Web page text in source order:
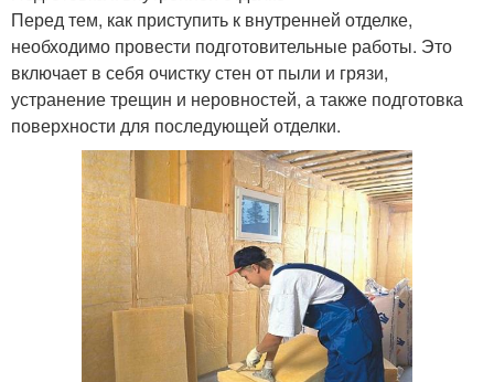
Перед тем, как приступить к внутренней отделке,
необходимо провести подготовительные работы. Это
включает в себя очистку стен от пыли и грязи,
устранение трещин и неровностей, а также подготовка
поверхности для последующей отделки.